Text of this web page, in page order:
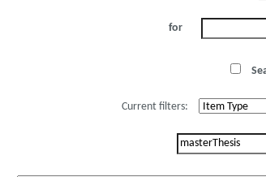
for
Current filters: